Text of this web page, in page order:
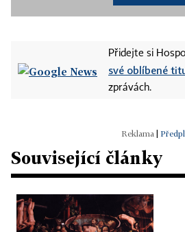
Přidejte si
své oblíbené
zprávách.
Související články